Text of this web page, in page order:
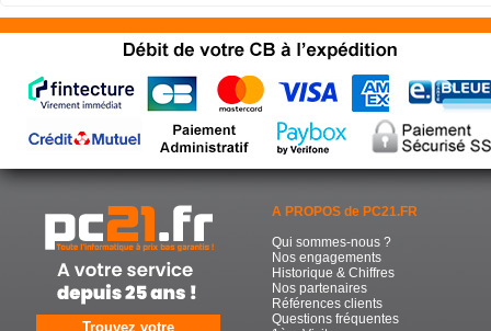
Trouvez votre
A PROPOS de PC21.FR
Qui sommes-nous ?
Nos engagements
Historique & Chiffres
Nos partenaires
Références clients
Questions fréquentes